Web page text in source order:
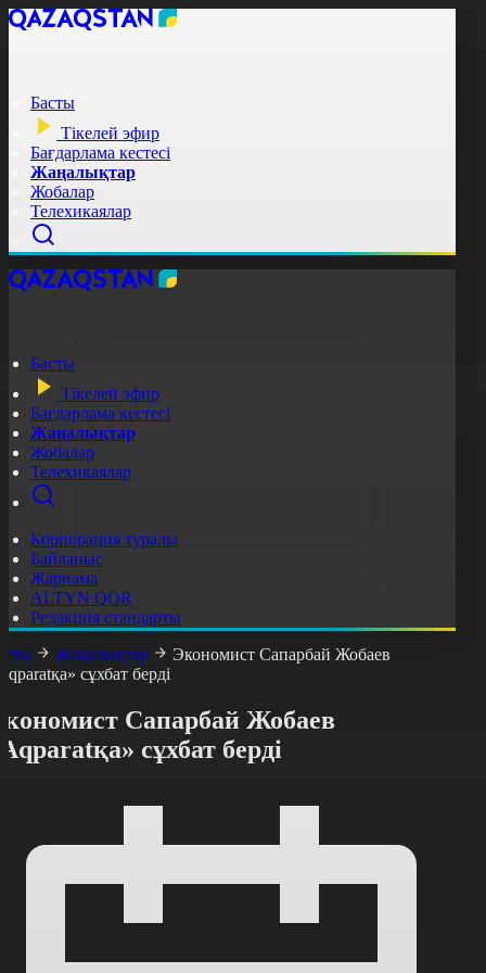
Басты
Тікелей эфир
Бағдарлама кестесі
Жаңалықтар
Жобалар
Телехикаялар
Басты
Тікелей эфир
Бағдарлама кестесі
Жаңалықтар
Жобалар
Телехикаялар
Корпорация туралы
Байланыс
Жарнама
ALTYN QOR
Редакция стандарты
Жаңалықтар
Экономист Сапарбай Жобаев
сұхбат берді
Сапарбай Жобаев
сұхбат берді